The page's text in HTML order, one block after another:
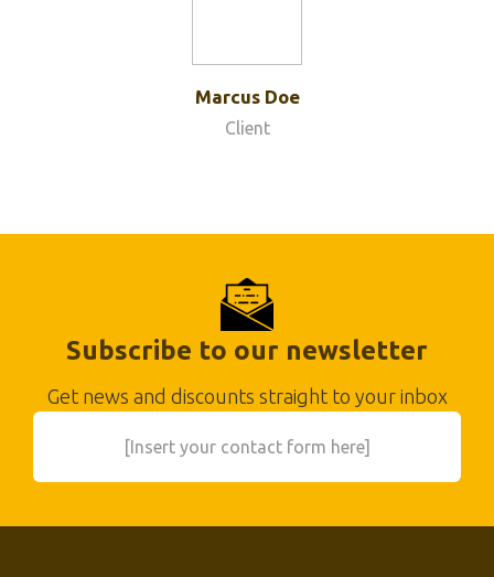
Marcus Doe
Client
Subscribe to our newsletter
Get news and discounts straight to your inbox
[Insert your contact form here]